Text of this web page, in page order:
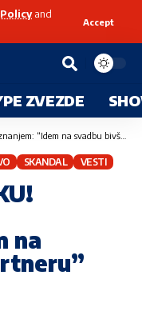
and
Accept
ZVEZDE
svadbu bivšem partneru” Detalji su HIT!
SKANDAL VESTI
na